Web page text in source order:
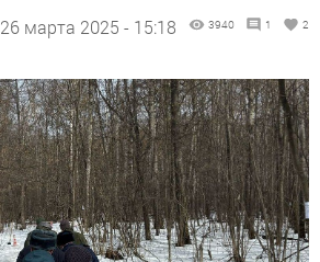
26 марта 2025 - 15:18 3940 1 2